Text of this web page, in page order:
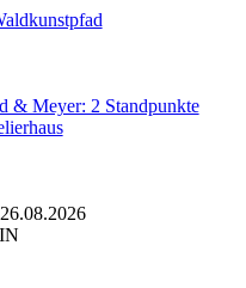
& Meyer: 2 Standpunkte